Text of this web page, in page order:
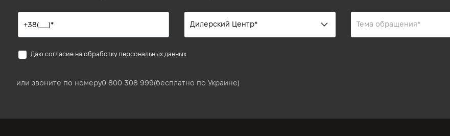
Даю согласие на обработку персональных данных
или звоните по номеру0 800 308 999(бесплатно по Украине)